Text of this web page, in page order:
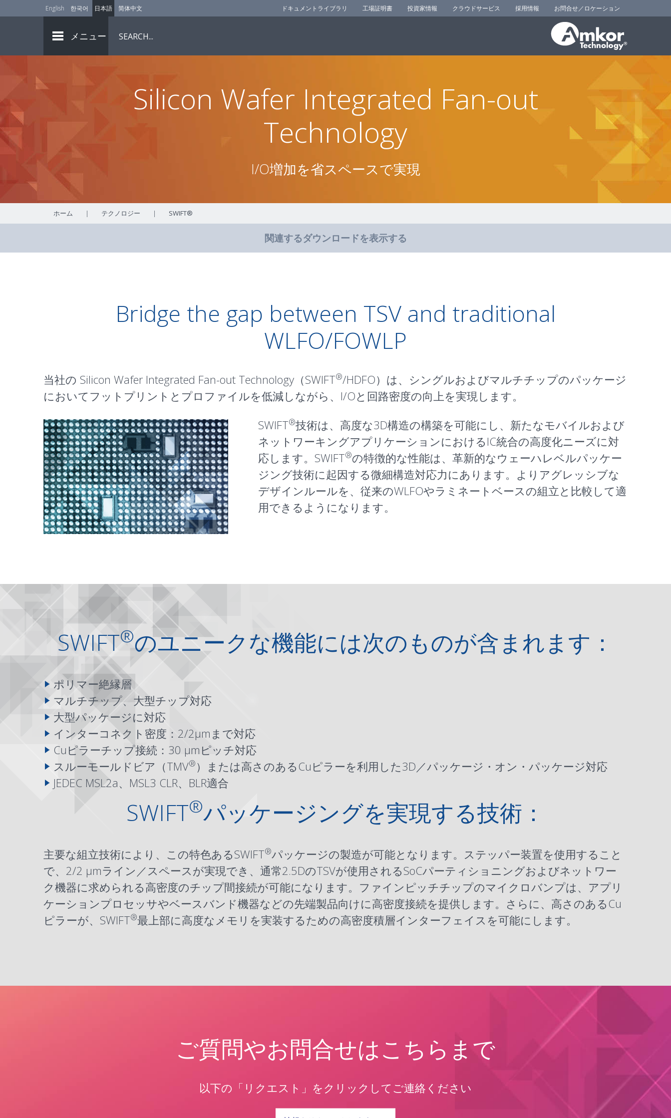
English 한국어 日本語 简体中文 ドキュメントライブラリ 工場証明書 投資家情報 クラウドサービス 採用情報 お問合せ／ロケーション
メニュー
Silicon Wafer Integrated Fan-out
Technology
I/O増加を省スペースで実現
ホーム | テクノロジー | SWIFT®
関連するダウンロードを表示する
Bridge the gap between TSV and traditional
WLFO/FOWLP
当社の Silicon Wafer Integrated Fan-out Technology（SWIFT®/HDFO）は、シングルおよびマルチチップのパッケージ
においてフットプリントとプロファイルを低減しながら、I/Oと回路密度の向上を実現します。
SWIFT®技術は、高度な3D構造の構築を可能にし、新たなモバイルおよび
ネットワーキングアプリケーションにおけるIC統合の高度化ニーズに対
応します。SWIFT®の特徴的な性能は、革新的なウェーハレベルパッケー
ジング技術に起因する微細構造対応力にあります。よりアグレッシブな
デザインルールを、従来のWLFOやラミネートベースの組立と比較して適
用できるようになります。
SWIFT®のユニークな機能には次のものが含まれます：
ポリマー絶縁層
マルチチップ、大型チップ対応
大型パッケージに対応
インターコネクト密度：2/2μmまで対応
Cuピラーチップ接続：30 μmピッチ対応
スルーモールドビア（TMV®）または高さのあるCuピラーを利用した3D／パッケージ・オン・パッケージ対応
JEDEC MSL2a、MSL3 CLR、BLR適合
SWIFT®パッケージングを実現する技術：
主要な組立技術により、この特色あるSWIFT®パッケージの製造が可能となります。ステッパー装置を使用すること
で、2/2 μmライン／スペースが実現でき、通常2.5DのTSVが使用されるSoCパーティショニングおよびネットワー
ク機器に求められる高密度のチップ間接続が可能になります。ファインピッチチップのマイクロバンプは、アプリ
ケーションプロセッサやベースバンド機器などの先端製品向けに高密度接続を提供します。さらに、高さのあるCu
ピラーが、SWIFT®最上部に高度なメモリを実装するための高密度積層インターフェイスを可能にします。
ご質問やお問合せはこちらまで
以下の「リクエスト」をクリックしてご連絡ください